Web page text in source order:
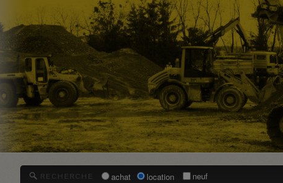
RECHERCHE achat location
neuf